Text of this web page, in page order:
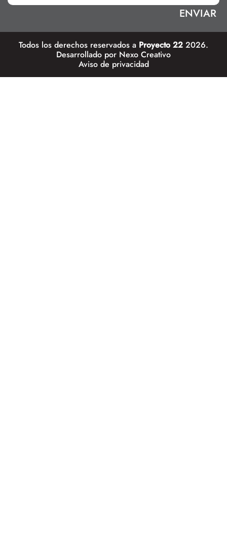
Todos los derechos reservados a Proyecto 22 2026.
Desarrollado por Nexo Creativo
Aviso de privacidad